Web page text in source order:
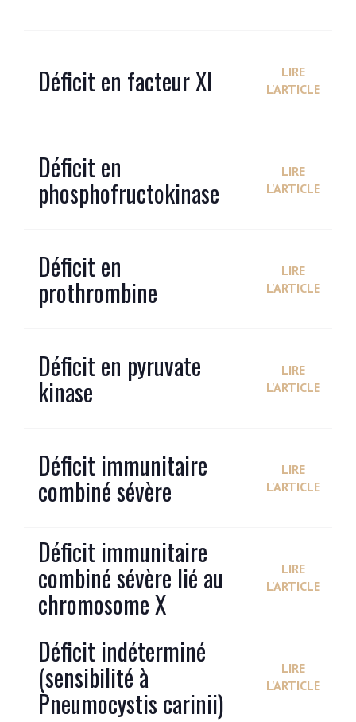
Déficit en facteur XI
LIRE
L'ARTICLE
Déficit en
phosphofructokinase
LIRE
L'ARTICLE
Déficit en
prothrombine
LIRE
L'ARTICLE
Déficit en pyruvate
kinase
LIRE
L'ARTICLE
Déficit immunitaire
combiné sévère
LIRE
L'ARTICLE
Déficit immunitaire
combiné sévère lié au
chromosome X
LIRE
L'ARTICLE
Déficit indéterminé
(sensibilité à
Pneumocystis carinii)
LIRE
L'ARTICLE